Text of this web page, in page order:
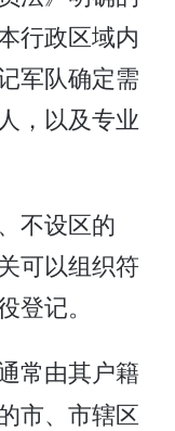
行政区域内
军队确定需
，以及专业
不设区的
可以组织符
登记。
常由其户籍
市、市辖区